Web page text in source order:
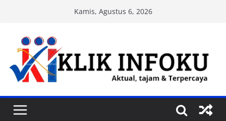
content
Kamis, Agustus 6, 2026